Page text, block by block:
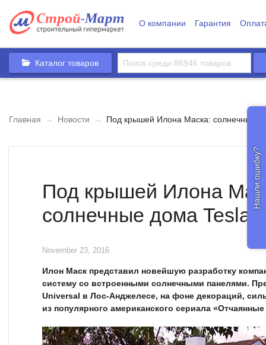
О компании Гарантия
Каталог товаров
Главная → Новости → Под крышей Илона Маска: солнечные
Под крышей Илона
солнечные дома Tesla
November 23, 2016
Илон Маск представил новейшую разработку
систему со встроенными солнечными панелями.
Universal в Лос-Анджелесе, на фоне декораций,
из популярного американского сериала
Нашли ошибку?